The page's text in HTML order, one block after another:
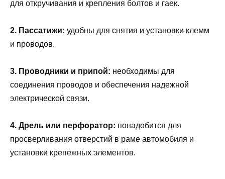
для откручивания и крепления болтов и гаек.
2. Пассатижи: удобны для снятия и установки клемм
и проводов.
3. Проводники и припой: необходимы для
соединения проводов и обеспечения надежной
электрической связи.
4. Дрель или перфоратор: понадобится для
просверливания отверстий в раме автомобиля и
установки крепежных элементов.